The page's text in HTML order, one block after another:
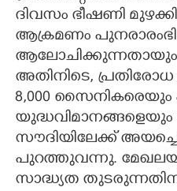
ദിവസം ഭീഷണി
ആക്രമണം
അതിനിടെ, പ്രതിരോധ
8,000
യുദ്ധവിമാനങ്ങളെയും
സൗദിയിലേക്ക്
പുറത്തുവന്നു.
സാദ്ധ്യത